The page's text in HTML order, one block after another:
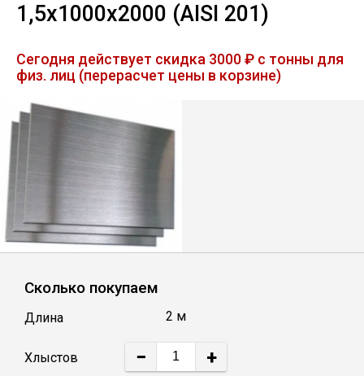
Лист
Уголок
Швеллер
Катанка
1,5х1000х2000 (AISI 201)
Сегодня действует скидка 3000 ₽ с тонны для
физ. лиц (перерасчет цены в корзине)
Сколько покупаем
Длина 2 м
Хлыстов − +